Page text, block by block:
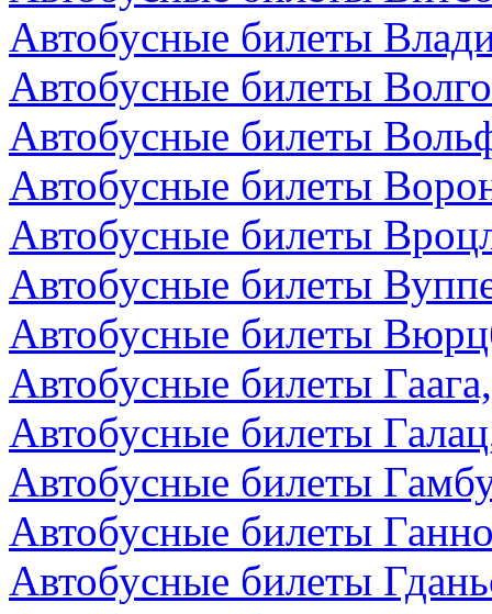
Автобусные билеты
Автобусные билеты
Автобусные билеты
Автобусные билеты
Автобусные билеты
Автобусные билеты
Автобусные билеты
Автобусные билеты
Автобусные билеты
Автобусные билеты
Автобусные билеты
Автобусные билеты